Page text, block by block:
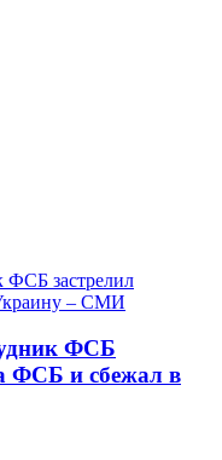
ФСБ
ФСБ и сбежал в